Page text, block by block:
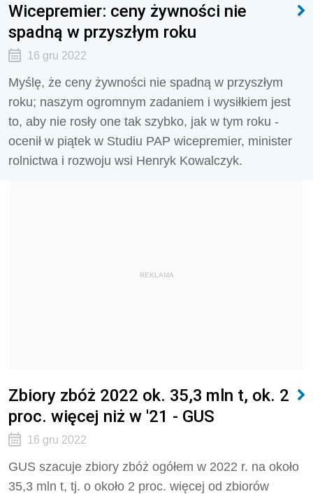
Wicepremier: ceny żywności nie
spadną w przyszłym roku
16 gru 2022
Myślę, że ceny żywności nie spadną w przyszłym
roku; naszym ogromnym zadaniem i wysiłkiem jest
to, aby nie rosły one tak szybko, jak w tym roku -
ocenił w piątek w Studiu PAP wicepremier, minister
rolnictwa i rozwoju wsi Henryk Kowalczyk.
REKLAMA
Zbiory zbóż 2022 ok. 35,3 mln t, ok. 2
proc. więcej niż w '21 - GUS
16 gru 2022
GUS szacuje zbiory zbóż ogółem w 2022 r. na około
35,3 mln t, tj. o około 2 proc. więcej od zbiorów